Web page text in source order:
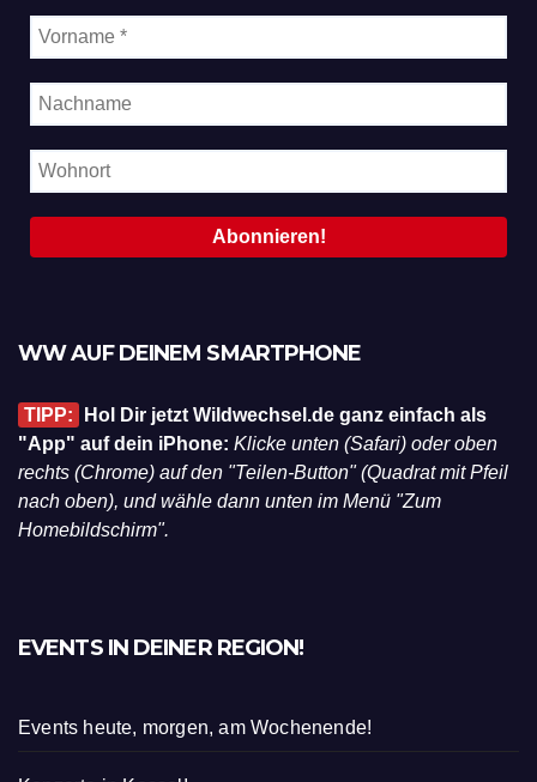
WW AUF DEINEM SMARTPHONE
TIPP:
Hol Dir jetzt Wildwechsel.de ganz einfach als
"App" auf dein iPhone: Klicke unten (Safari) oder oben
rechts (Chrome) auf den "Teilen-Button" (Quadrat mit Pfeil
nach oben), und wähle dann unten im Menü "Zum
Homebildschirm".
EVENTS IN DEINER REGION!
Events heute, morgen, am Wochenende!